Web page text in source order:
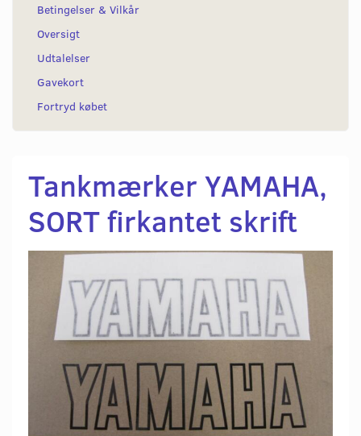
Betingelser & Vilkår
Oversigt
Udtalelser
Gavekort
Fortryd købet
Tankmærker YAMAHA,
SORT firkantet skrift